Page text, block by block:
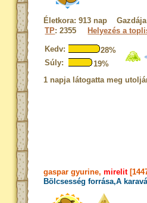
Életkora: 913 nap
TP: 2355 Helyezés a
Kedv:
28%
Súly:
19%
1 napja látogatta meg
gaspar gyurine,mirelit
Bölcsesség forrása,A